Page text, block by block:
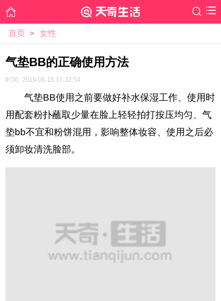
首页 > 女性
气垫BB的正确使用方法
时间: 2019-06-18 17:32:54
气垫BB使用之前要做好补水保湿工作、使用时
用配套粉扑蘸取少量在脸上轻轻拍打按压均匀、气
垫bb不宜和粉饼混用，影响整体妆容、使用之后必
须卸妆清洗脸部。